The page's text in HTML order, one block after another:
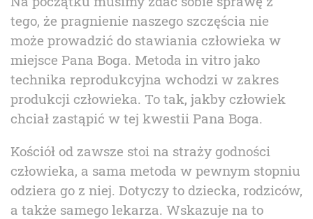
tego, że pragnienie naszego szczęścia nie
może prowadzić do stawiania człowieka w
miejsce Pana Boga. Metoda in vitro jako
technika reprodukcyjna wchodzi w zakres
produkcji człowieka. To tak, jakby człowiek
chciał zastąpić w tej kwestii Pana Boga.
Kościół od zawsze stoi na straży godności
człowieka, a sama metoda w pewnym stopniu
odziera go z niej. Dotyczy to dziecka, rodziców,
a także samego lekarza. Wskazuje na to